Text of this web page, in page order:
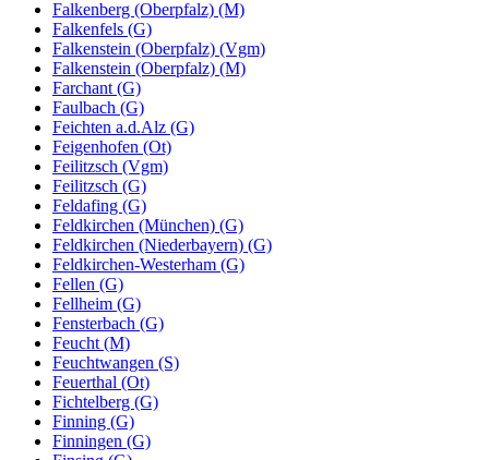
Falkenberg (Oberpfalz) (M)
Falkenfels (G)
Falkenstein (Oberpfalz) (Vgm)
Falkenstein (Oberpfalz) (M)
Farchant (G)
Faulbach (G)
Feichten a.d.Alz (G)
Feigenhofen (Ot)
Feilitzsch (Vgm)
Feilitzsch (G)
Feldafing (G)
Feldkirchen (München) (G)
Feldkirchen (Niederbayern) (G)
Feldkirchen-Westerham (G)
Fellen (G)
Fellheim (G)
Fensterbach (G)
Feucht (M)
Feuchtwangen (S)
Feuerthal (Ot)
Fichtelberg (G)
Finning (G)
Finningen (G)